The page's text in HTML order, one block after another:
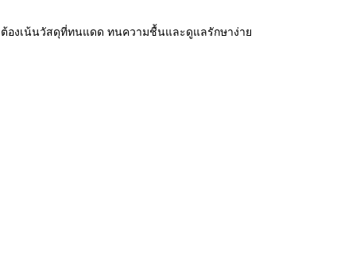
องเน้นวัสดุที่ทนแดด ทนความชื้นและดูแลรักษาง่าย